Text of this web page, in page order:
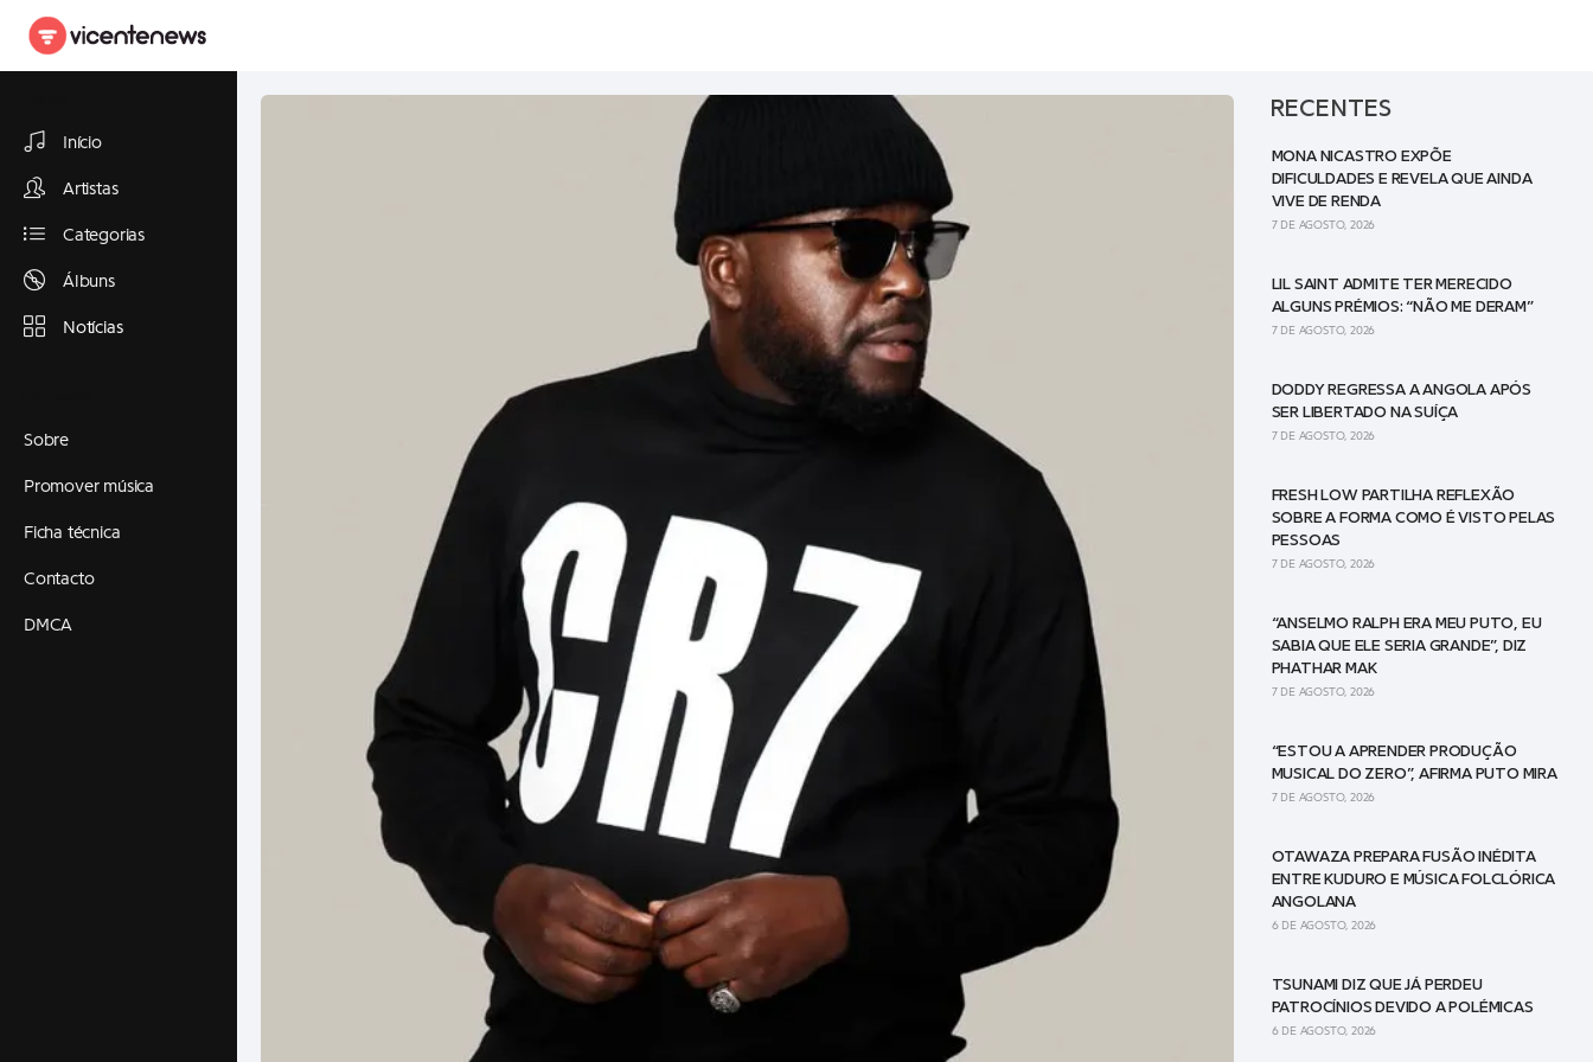
Início
Artistas
Categorias
Álbuns
Notícias
Sobre
Promover música
Ficha técnica
Contacto
DMCA
RECENTES
MONA NICASTRO EXPÕE
DIFICULDADES E REVELA QUE AINDA
VIVE DE RENDA
7 DE AGOSTO, 2026
LIL SAINT ADMITE TER MERECIDO
ALGUNS PRÉMIOS: “NÃO ME DERAM”
7 DE AGOSTO, 2026
DODDY REGRESSA A ANGOLA APÓS
SER LIBERTADO NA SUÍÇA
7 DE AGOSTO, 2026
FRESH LOW PARTILHA REFLEXÃO
SOBRE A FORMA COMO É VISTO PELAS
PESSOAS
7 DE AGOSTO, 2026
“ANSELMO RALPH ERA MEU PUTO, EU
SABIA QUE ELE SERIA GRANDE”, DIZ
PHATHAR MAK
7 DE AGOSTO, 2026
“ESTOU A APRENDER PRODUÇÃO
MUSICAL DO ZERO”, AFIRMA PUTO MIRA
7 DE AGOSTO, 2026
OTAWAZA PREPARA FUSÃO INÉDITA
ENTRE KUDURO E MÚSICA FOLCLÓRICA
ANGOLANA
6 DE AGOSTO, 2026
TSUNAMI DIZ QUE JÁ PERDEU
PATROCÍNIOS DEVIDO A POLÉMICAS
6 DE AGOSTO, 2026